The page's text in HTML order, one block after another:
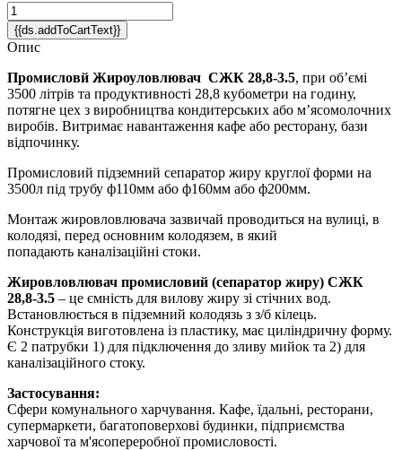
{{ds.addToCartText}}
Опис
Промисловй Жироуловлювач СЖК 28,8-3.5, при об’ємі
3500 літрів та продуктивності 28,8 кубометри на годину,
потягне цех з виробництва кондитерських або м’ясомолочних
виробів. Витримає навантаження кафе або ресторану, бази
відпочинку.
Промисловий підземний сепаратор жиру круглої форми на
3500л під трубу ф110мм або ф160мм або ф200мм.
Монтаж жировловлювача зазвичай проводиться на вулиці, в
колодязі, перед основним колодязем, в який
попадають каналізаційні стоки.
Жировловлювач промисловий (сепаратор жиру) СЖК
28,8-3.5 – це ємність для вилову жиру зі стічних вод.
Встановлюється в підземний колодязь з з/б кілець.
Конструкція виготовлена ​​із пластику, має циліндричну форму.
Є 2 патрубки 1) для підключення до зливу мийок та 2) для
каналізаційного стоку.
Застосування:
Сфери комунального харчування. Кафе, їдальні, ресторани,
супермаркети, багатоповерхові будинки, підприємства
харчової та м'ясопереробної промисловості.